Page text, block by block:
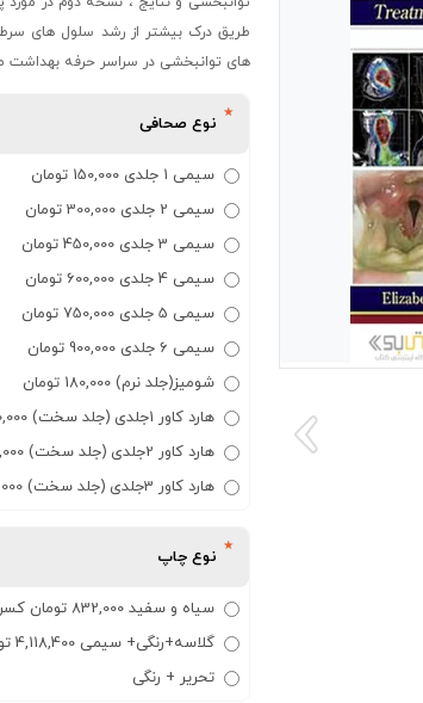
طریق درک بیشتر از رشد سلول های
های توانبخشی در سراسر حرفه
نوع صحافی
سیمی 1 جلدی 150,000 تومان
سیمی 2 جلدی 300,000 تومان
سیمی 3 جلدی 450,000 تومان
سیمی 4 جلدی 600,000 تومان
سیمی 5 جلدی 750,000 تومان
سیمی 6 جلدی 900,000 تومان
شومیز(جلد نرم) 180,000 تومان
هارد کاور 1جلدی (جلد سخت) 300,000 تومان
هارد کاور 2جلدی (جلد سخت) 600,000 تومان
هارد کاور 3جلدی (جلد سخت) 900,000 تومان
نوع چاپ
سیاه و سفید 832,000 تومان کسر مبلغ
گلاسه+رنگی+ سیمی 4,118,400 تومان
تحریر + رنگی